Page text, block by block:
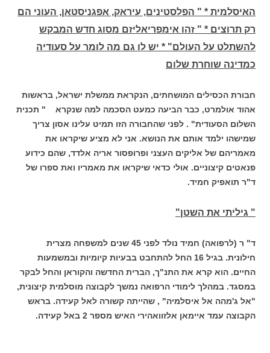
האיסלמית * " הפלסטינים, עיראק, אפגניסטאן, העוני הם
רק תרוצים * " זהו אימפריאליזם מסוג חדש המבקש
להשתלט על העולם" * יש לו גם מה לומר על סעודיה
כמדינה שוחרת שלום
חבורת הכסילים המושחתים, הנקראת ממשלת ישראל, בראשות
אהוד אולמרט, כבר הביעה כמעט הסכמה למה שנקרא " תכנית
השלום הסעודית" . לפני שהחבורה הזו תמיט עלינו אסון צריך
שמישהו ילמד אותם את הנושא. אני לא מציע שיקראו את
מאמריהם של אליקים העצני ופרופסור אריה אלדד, שהם כידוע
פנאטים קיצוניים. אולי כדאי שיקראו את מאמריו ואת ספרו של
ד"ר תואפיק חמיד.
" גיליתי את השטן"
ד" ר (לרפואה) חמיד נולד לפני 45 שנים למשפחה מצרית
חילונית. בגיל 16 החל להתחבט בבעיות קיומיות ובמשמעות
החיים. הוא קרא את התנ"ך, הברית החדשה והקוראן והחל לבקר
במסגד. במהלך לימודי הרפואה נמשך לקבוצה מוסלמית קיצונית,
"אל ג'מהה אל איסלמיה" , שהייתה קשורה לאל קעידה. בראש
הקבוצה עמד איימאן אלזוואהירי האיש מספר 2 באל קעידה.